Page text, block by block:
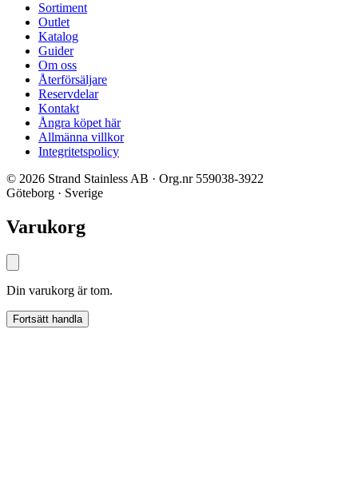
Sortiment
Outlet
Katalog
Guider
Om oss
Återförsäljare
Reservdelar
Kontakt
Ångra köpet här
Allmänna villkor
Integritetspolicy
© 2026 Strand Stainless AB · Org.nr 559038-3922
Göteborg · Sverige
Varukorg
Din varukorg är tom.
Fortsätt handla